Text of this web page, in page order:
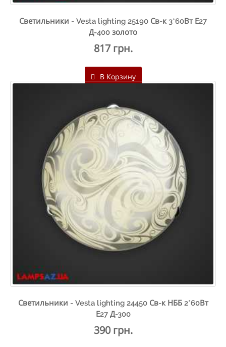
Светильники - Vesta lighting 25190 Св-к 3*60Вт Е27
Д-400 золото
817 грн.
В Корзину
Светильники - Vesta lighting 24450 Св-к НББ 2*60Вт
Е27 Д-300
390 грн.